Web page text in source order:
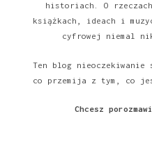
historiach. O
książkach, ideach i
cyfrowej niemal
Ten blog nieoczekiwanie
co przemija z tym, co
Chcesz